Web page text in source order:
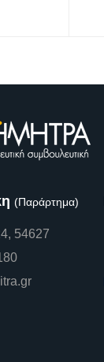
(Παράρτημα)
54627